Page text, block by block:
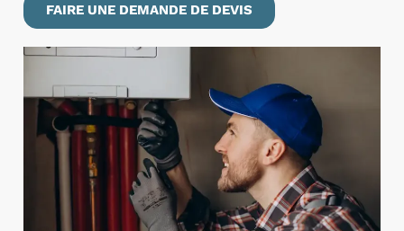
FAIRE UNE DEMANDE DE DEVIS